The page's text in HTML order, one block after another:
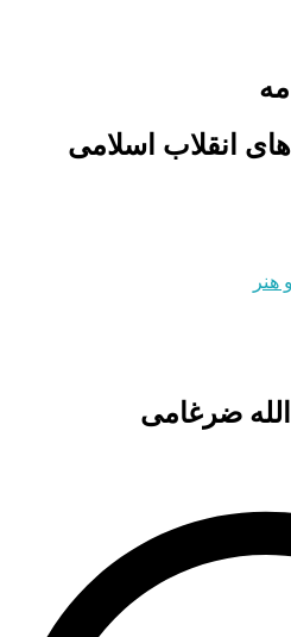
انقلاب اسلامی
هنر
ضرغامی